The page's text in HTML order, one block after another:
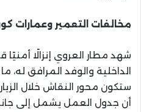
مخالفات التعمير وعمارات
شهد مطار العروي إنزالًا
الداخلية والوفد المرافق
ستكون محور النقاش خلال
أن جدول العمل يشمل إلى